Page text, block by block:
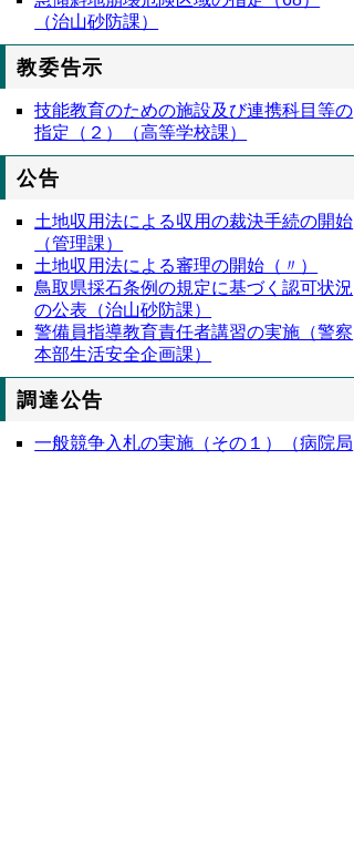
（治山砂防課）
教委告示
技能教育のための施設及び連携科目等の
指定（２）（高等学校課）
公告
土地収用法による収用の裁決手続の開始
（管理課）
土地収用法による審理の開始（〃）
鳥取県採石条例の規定に基づく認可状況
の公表（治山砂防課）
警備員指導教育責任者講習の実施（警察
本部生活安全企画課）
調達公告
一般競争入札の実施（その１）（病院局